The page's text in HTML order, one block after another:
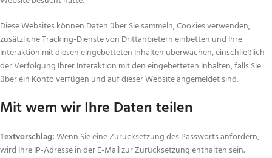
Diese Websites können Daten über Sie sammeln, Cookies verwenden,
zusätzliche Tracking-Dienste von Drittanbietern einbetten und Ihre
Interaktion mit diesen eingebetteten Inhalten überwachen, einschließlich
der Verfolgung Ihrer Interaktion mit den eingebetteten Inhalten, falls Sie
über ein Konto verfügen und auf dieser Website angemeldet sind.
Mit wem wir Ihre Daten teilen
Textvorschlag:Wenn Sie eine Zurücksetzung des Passworts anfordern,
wird Ihre IP-Adresse in der E-Mail zur Zurücksetzung enthalten sein.